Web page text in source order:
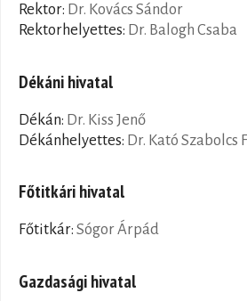
Rektor: Dr. Kovács Sándor
Rektorhelyettes: Dr. Balogh Csaba
Dékáni hivatal
Dékán: Dr. Kiss Jenő
Dékánhelyettes: Dr. Kató Szabolcs
Főtitkári hivatal
Főtitkár: Sógor Árpád
Gazdasági hivatal